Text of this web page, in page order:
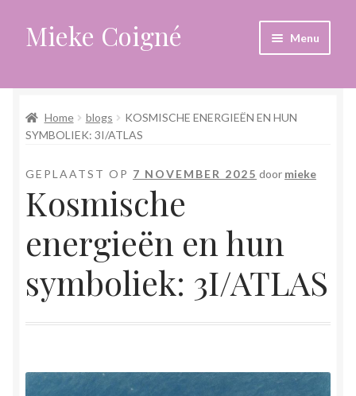
Ga
door
navigatie
Ga
naar
inhoud
Mieke Coigné Menu
Afrekenen
Anders leven in een sterk veranderende tijd
Bewust omgaan met hoog gevoeligheid
Blogs
Contact
Herinner wie je werkelijk bent
Home blogs
KOSMISCHE ENERGIEËN EN HUN
SYMBOLIEK: 3I/ATLAS
GEPLAATST OP 7 NOVEMBER 2025 door mieke
Kosmische
energieën en hun
symboliek: 3I/ATLAS